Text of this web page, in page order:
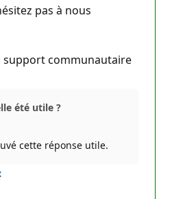
pas à nous
support communautaire
été utile ?
cette réponse utile.